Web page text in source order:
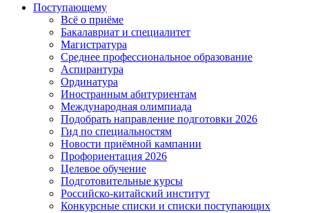
Поступающему
Всё о приёме
Бакалавриат и специалитет
Магистратура
Среднее профессиональное образование
Аспирантура
Ординатура
Иностранным абитуриентам
Международная олимпиада
Подобрать направление подготовки 2026
Гид по специальностям
Новости приёмной кампании
Профориентация 2026
Целевое обучение
Подготовительные курсы
Российско-китайский институт
Конкурсные списки и списки поступающих